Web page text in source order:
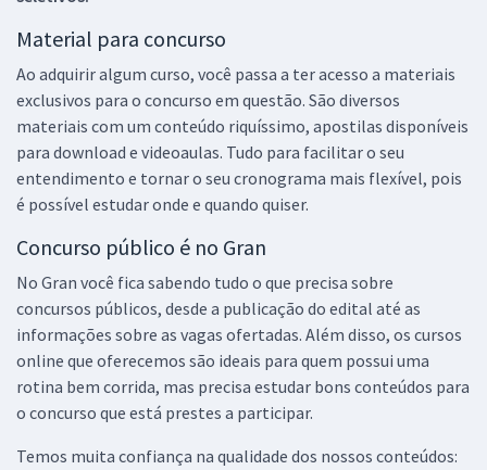
Material para concurso
Ao adquirir algum curso, você passa a ter acesso a materiais
exclusivos para o concurso em questão. São diversos
materiais com um conteúdo riquíssimo, apostilas disponíveis
para download e videoaulas. Tudo para facilitar o seu
entendimento e tornar o seu cronograma mais flexível, pois
é possível estudar onde e quando quiser.
Concurso público é no Gran
No Gran você fica sabendo tudo o que precisa sobre
concursos públicos, desde a publicação do edital até as
informações sobre as vagas ofertadas. Além disso, os cursos
online que oferecemos são ideais para quem possui uma
rotina bem corrida, mas precisa estudar bons conteúdos para
o concurso que está prestes a participar.
Temos muita confiança na qualidade dos nossos conteúdos: